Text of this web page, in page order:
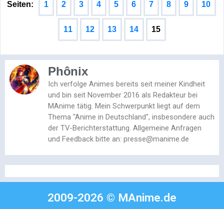
Seiten: 1 2 3 4 5 6 7 8 9 10
11 12 13 14 15
Phônix
Ich verfolge Animes bereits seit meiner Kindheit
und bin seit November 2016 als Redakteur bei
MAnime tätig. Mein Schwerpunkt liegt auf dem
Thema "Anime in Deutschland", insbesondere auch
der TV-Berichterstattung. Allgemeine Anfragen
und Feedback bitte an: presse@manime.de
2009-2026 © MAnime.de